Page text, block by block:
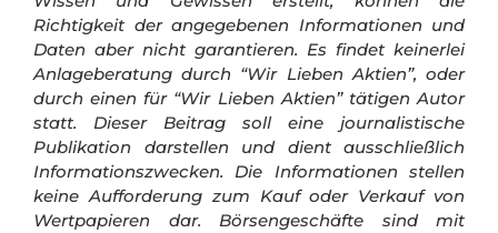
Richtigkeit der angegebenen Informationen und
Daten aber nicht garantieren. Es findet keinerlei
Anlageberatung durch “Wir Lieben Aktien”, oder
durch einen für “Wir Lieben Aktien” tätigen Autor
statt. Dieser Beitrag soll eine journalistische
Publikation darstellen und dient ausschließlich
Informationszwecken. Die Informationen stellen
keine Aufforderung zum Kauf oder Verkauf von
Wertpapieren dar. Börsengeschäfte sind mit